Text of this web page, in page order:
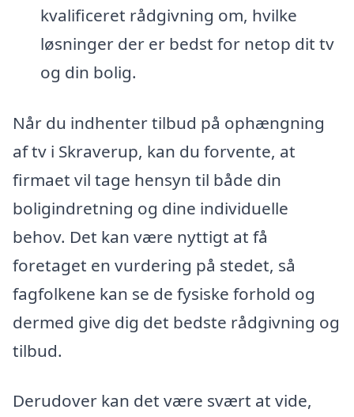
kvalificeret rådgivning om, hvilke
løsninger der er bedst for netop dit tv
og din bolig.
Når du indhenter tilbud på ophængning
af tv i Skraverup, kan du forvente, at
firmaet vil tage hensyn til både din
boligindretning og dine individuelle
behov. Det kan være nyttigt at få
foretaget en vurdering på stedet, så
fagfolkene kan se de fysiske forhold og
dermed give dig det bedste rådgivning og
tilbud.
Derudover kan det være svært at vide,